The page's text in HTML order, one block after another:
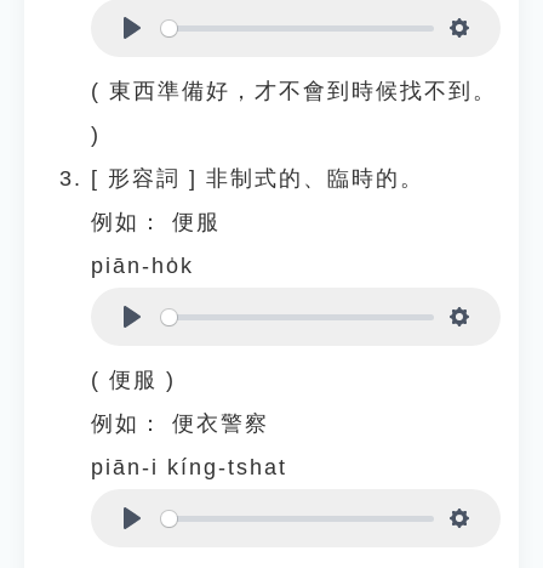
( 東西準備好，才不會到時候找不到。
)
[ 形容詞 ] 非制式的、臨時的。
例如：
便服
piān-ho̍k
( 便服 )
例如：
便衣警察
piān-i kíng-tshat